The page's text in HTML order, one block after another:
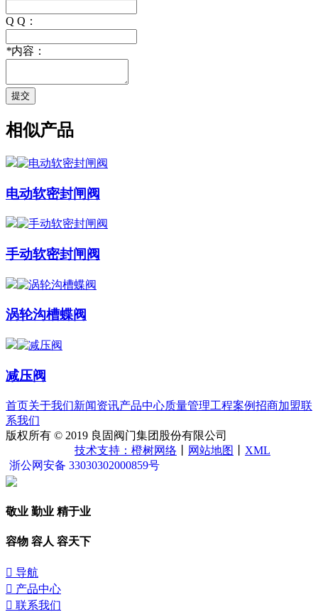
Q Q：
*内容：
提交
相似产品
电动软密封闸阀
手动软密封闸阀
涡轮沟槽蝶阀
减压阀
首页关于我们新闻资讯产品中心质量管理工程案例招商加盟联
系我们
版权所有 © 2019 良固阀门集团股份有限公司
技术支持：橙树网络 网站地图
XML
浙公网安备 33030302000859号
敬业 勤业 精于业
容物 容人 容天下
 导航
 产品中心
 联系我们